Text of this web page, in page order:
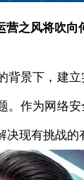
之风将吹向
背景下，建
。作为网络
现有挑战的